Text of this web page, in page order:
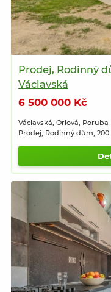
Prodej, Rodinný
Václavská
6 500 000 Kč
Václavská, Orlová, Poruba
Prodej, Rodinný dům, 200